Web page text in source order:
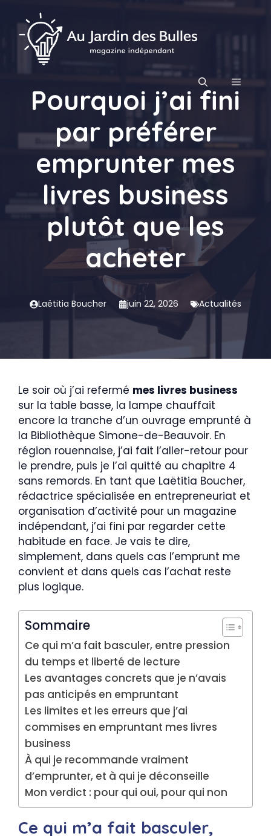
contenu
MENU
Pourquoi j’ai fini
par préférer
emprunter mes
livres business
plutôt que les
acheter
Laëtitia Boucher juin 22, 2026 Actualités
Le soir où j’ai refermé mes livres business
sur la table basse, la lampe chauffait
encore la tranche d’un ouvrage emprunté à
la Bibliothèque Simone-de-Beauvoir. En
région rouennaise, j’ai fait l’aller-retour pour
le prendre, puis je l’ai quitté au chapitre 4
sans remords. En tant que Laëtitia Boucher,
rédactrice spécialisée en entrepreneuriat et
organisation d’activité pour un magazine
indépendant, j’ai fini par regarder cette
habitude en face. Je vais te dire,
simplement, dans quels cas l’emprunt me
convient et dans quels cas l’achat reste
plus logique.
Sommaire
Ce qui m’a fait basculer, entre pression
du temps et liberté de lecture
Les avantages concrets que je n’avais
pas anticipés en empruntant
Les limites et les erreurs que j’ai
commises en empruntant mes livres
business
À qui je recommande vraiment
d’emprunter, et à qui je déconseille
Mon verdict : pour qui oui, pour qui non
Ce qui m’a fait basculer,